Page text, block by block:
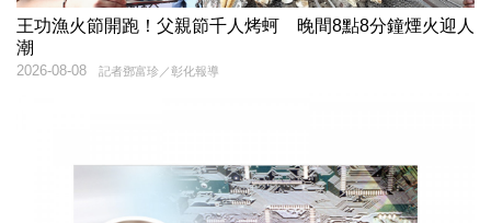
王功漁火節開跑！父親節千人烤蚵 晚間8點8分鐘煙火迎人
潮
記者鄧富珍／彰化報導
2026-08-08